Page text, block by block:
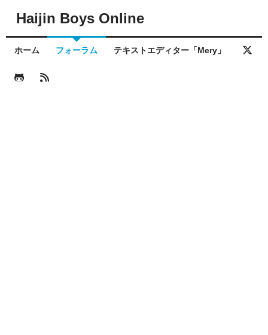
Haijin Boys Online
ホーム フォーラム テキストエディター「Mery」